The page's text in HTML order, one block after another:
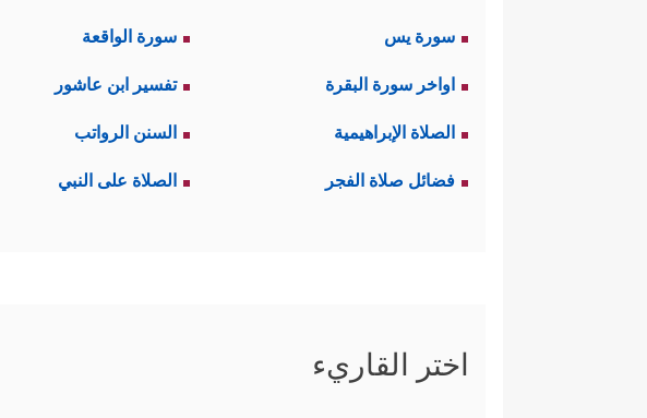
سورة يس سورة الواقعة
اواخر سورة البقرة تفسير ابن عاشور
الصلاة الإبراهيمية السنن الرواتب
فضائل صلاة الفجر الصلاة على النبي
اختر القاريء